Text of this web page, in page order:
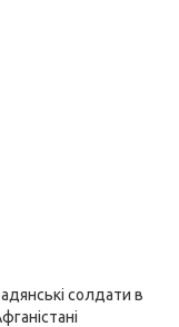
солдати в